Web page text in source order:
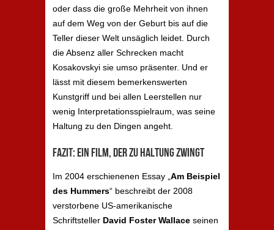
oder dass die große Mehrheit von ihnen
auf dem Weg von der Geburt bis auf die
Teller dieser Welt unsäglich leidet. Durch
die Absenz aller Schrecken macht
Kosakovskyi sie umso präsenter. Und er
lässt mit diesem bemerkenswerten
Kunstgriff und bei allen Leerstellen nur
wenig Interpretationsspielraum, was seine
Haltung zu den Dingen angeht.
Fazit: Ein Film, der zu Haltung zwingt
Im 2004 erschienenen Essay „ Am Beispiel
des Hummers“ beschreibt der 2008
verstorbene US-amerikanische
Schriftsteller David Foster Wallace seinen